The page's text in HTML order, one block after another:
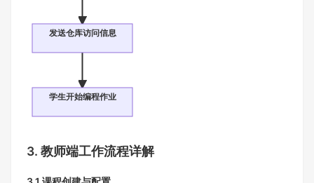
发送仓库访问信息
学生开始编程作业
3. 教师端工作流程详解